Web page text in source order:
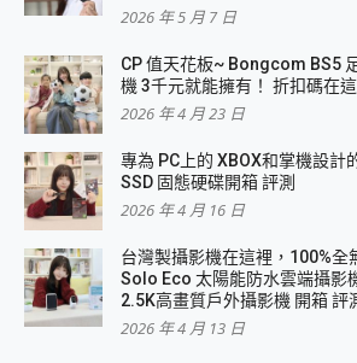
2026 年 5 月 7 日
CP 值天花板~ Bongcom BS5
機 3千元就能擁有！ 折扣碼在
2026 年 4 月 23 日
專為 PC上的 XBOX和掌機設計
SSD 固態硬碟開箱 評測
2026 年 4 月 16 日
台灣製攝影機在這裡，100%全
Solo Eco 太陽能防水雲端攝影
2.5K高畫質戶外攝影機 開箱 評
2026 年 4 月 13 日